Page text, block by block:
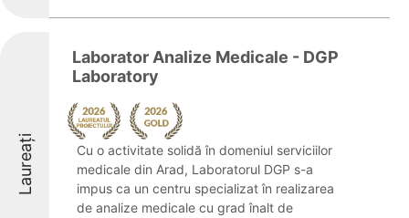
Laureați
Laborator Analize Medicale - DGP
Laboratory
Cu o activitate solidă în domeniul serviciilor
medicale din Arad, Laboratorul DGP s-a
impus ca un centru specializat în realizarea
de analize medicale cu grad înalt de